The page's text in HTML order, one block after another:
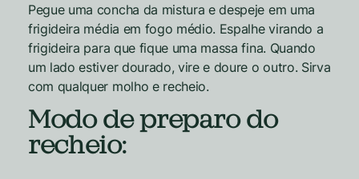
Pegue uma concha da mistura e despeje em uma
frigideira média em fogo médio. Espalhe virando a
frigideira para que fique uma massa fina. Quando
um lado estiver dourado, vire e doure o outro. Sirva
com qualquer molho e recheio.
Modo de preparo do
recheio: